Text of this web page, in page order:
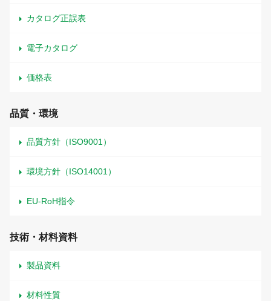
カタログ正誤表
電子カタログ
価格表
品質・環境
品質方針（ISO9001）
環境方針（ISO14001）
EU-RoH指令
技術・材料資料
製品資料
材料性質